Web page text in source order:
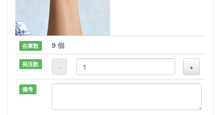
在庫数 9 個
発注数 - +
備考